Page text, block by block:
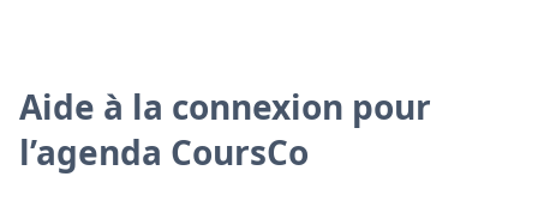
Aide à la connexion pour
l’agenda CoursCo